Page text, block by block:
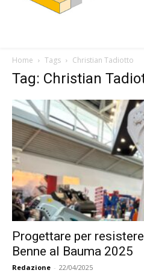
Home Tags Christian Tadiotto
Tag: Christian
Progettare per
Benne al Bauma 2025
Redazione - 22/04/2025